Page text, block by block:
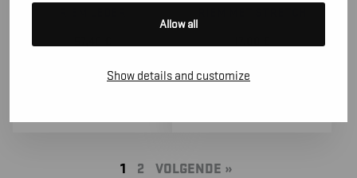
Allow all
Show details and customize
1 2 VOLGENDE »